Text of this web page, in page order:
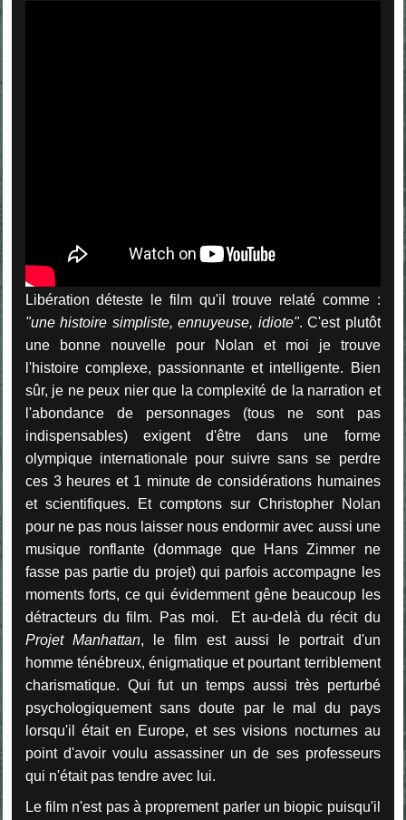
Libération déteste le film qu'il trouve relaté comme :
"une histoire simpliste, ennuyeuse, idiote". C'est plutôt
une bonne nouvelle pour Nolan et moi je trouve
l'histoire complexe, passionnante et intelligente. Bien
sûr, je ne peux nier que la complexité de la narration et
l'abondance de personnages (tous ne sont pas
indispensables) exigent d'être dans une forme
olympique internationale pour suivre sans se perdre
ces 3 heures et 1 minute de considérations humaines
et scientifiques. Et comptons sur Christopher Nolan
pour ne pas nous laisser nous endormir avec aussi une
musique ronflante (dommage que Hans Zimmer ne
fasse pas partie du projet) qui parfois accompagne les
moments forts, ce qui évidemment gêne beaucoup les
détracteurs du film. Pas moi. Et au-delà du récit du
Projet Manhattan, le film est aussi le portrait d'un
homme ténébreux, énigmatique et pourtant terriblement
charismatique. Qui fut un temps aussi très perturbé
psychologiquement sans doute par le mal du pays
lorsqu'il était en Europe, et ses visions nocturnes au
point d'avoir voulu assassiner un de ses professeurs
qui n'était pas tendre avec lui.
Le film n'est pas à proprement parler un biopic puisqu'il